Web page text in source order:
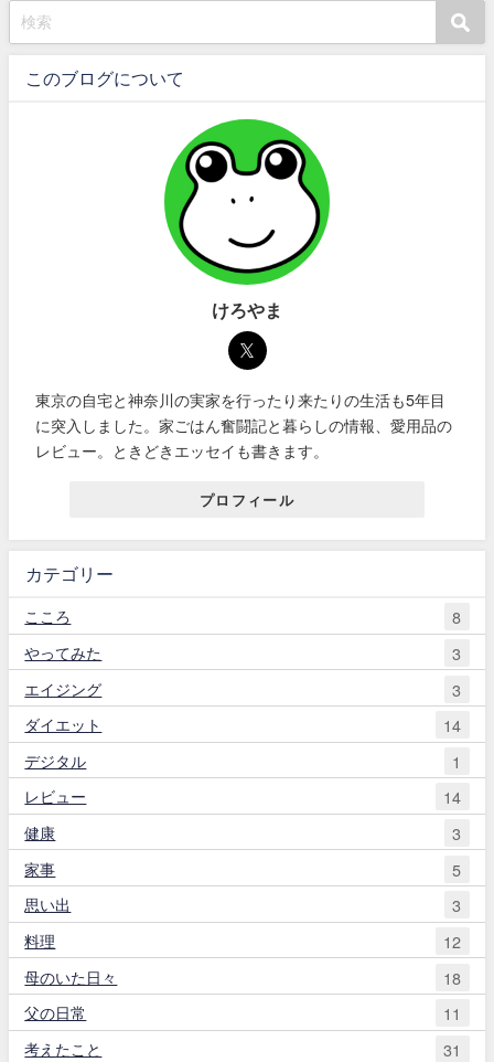
このブログについて
けろやま
東京の自宅と神奈川の実家を行ったり来たりの生活も5年目
に突入しました。家ごはん奮闘記と暮らしの情報、愛用品の
レビュー。ときどきエッセイも書きます。
プロフィール
カテゴリー
こころ
8
やってみた
3
エイジング
3
ダイエット
14
デジタル
1
レビュー
14
健康
3
家事
5
思い出
3
料理
12
母のいた日々
18
父の日常
11
考えたこと
31